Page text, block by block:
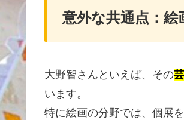
意外な共通点：絵
大野智さんといえば、その
います。
特に絵画の分野では、個展